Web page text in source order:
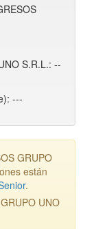
S.R.L.: --
---
GRUPO
están
.
UNO